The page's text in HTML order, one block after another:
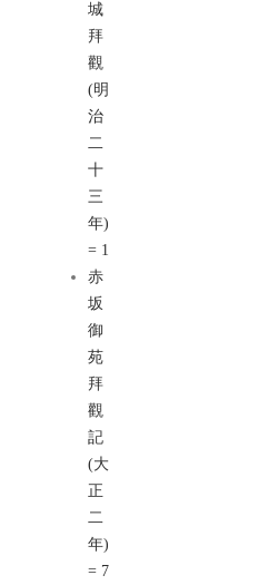
城
拜
觀
(明
治
二
十
三
年)
= 1
赤
坂
御
苑
拜
觀
記
(大
正
二
年)
= 7